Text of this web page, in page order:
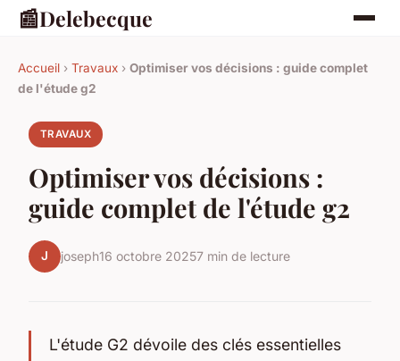
📰Delebecque
Accueil › Travaux › Optimiser vos décisions : guide complet
de l'étude g2
TRAVAUX
Optimiser vos décisions :
guide complet de l'étude g2
J joseph16 octobre 20257 min de lecture
L'étude G2 dévoile des clés essentielles